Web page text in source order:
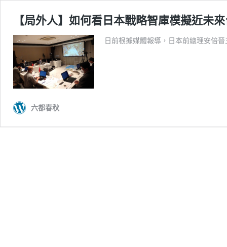
【局外人】如何看日本戰略智庫模擬近未
日前根據媒體報導，日本前總理安倍
六都春秋